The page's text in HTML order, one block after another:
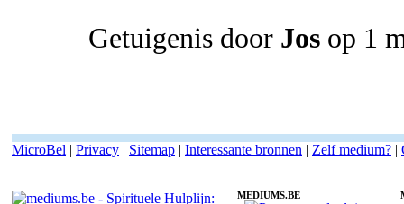
Getuigenis door Jos op 1
MicroBel | Privacy | Sitemap | Interessante bronnen | Zelf medium? |
MEDIUMS.BE